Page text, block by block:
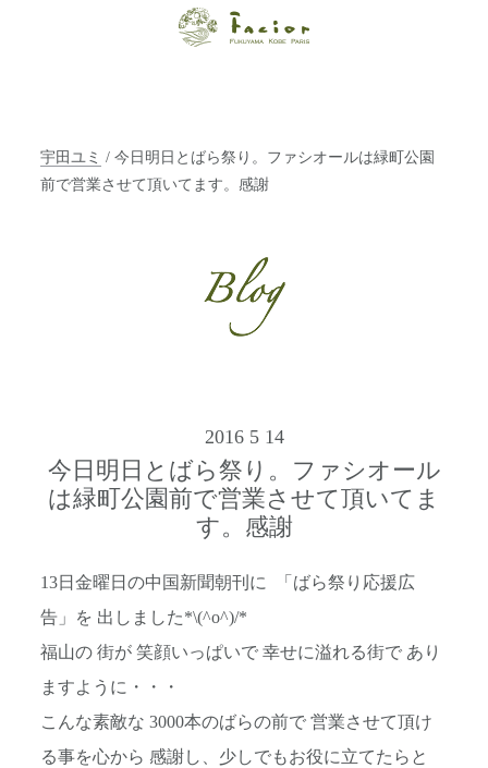
ン ファシオー
ルは、 内面から
ルでご提案しま
す。
宇田ユミ / 今日明日とばら祭り。ファシオールは緑町公園
前で営業させて頂いてます。感謝
2016 5 14
今日明日とばら祭り。ファシオール
は緑町公園前で営業させて頂いてま
す。感謝
13日金曜日の中国新聞朝刊に 「ばら祭り応援広
告」を 出しました*\(^o^)/*
福山の 街が 笑顔いっぱいで 幸せに溢れる街で あり
ますように・・・
こんな素敵な 3000本のばらの前で 営業させて頂け
る事を心から 感謝し、少しでもお役に立てたらと